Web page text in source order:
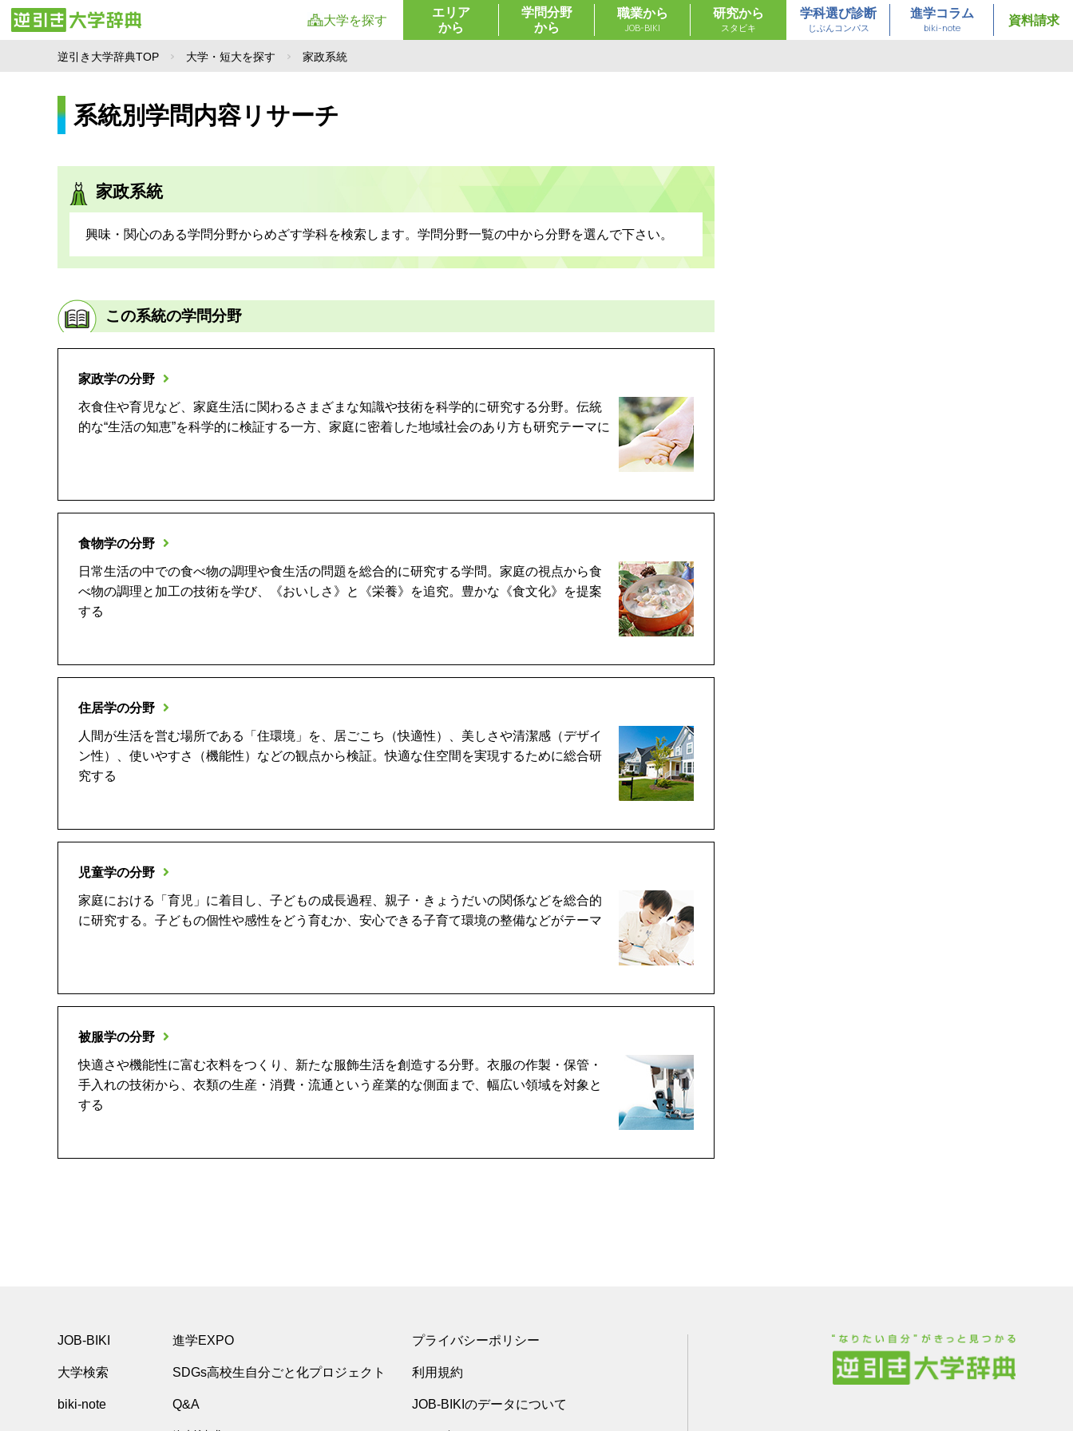
大学を探す
エリア
から
学問分野
から
職業から
JOB-BIKI
研究から
スタビキ
学科選び診断
じぶんコンパス
進学コラム
biki-note
資料請求
逆引き大学辞典TOP 大学・短大を探す 家政系統
系統別学問内容リサーチ
家政系統
興味・関心のある学問分野からめざす学科を検索します。学問分野一覧の中から分野を選んで下さい。
この系統の学問分野
家政学の分野
衣食住や育児など、家庭生活に関わるさまざまな知識や技術を科学的に研究する分野。伝統
的な“生活の知恵”を科学的に検証する一方、家庭に密着した地域社会のあり方も研究テーマに
食物学の分野
日常生活の中での食べ物の調理や食生活の問題を総合的に研究する学問。家庭の視点から食
べ物の調理と加工の技術を学び、《おいしさ》と《栄養》を追究。豊かな《食文化》を提案
する
住居学の分野
人間が生活を営む場所である「住環境」を、居ごこち（快適性）、美しさや清潔感（デザイ
ン性）、使いやすさ（機能性）などの観点から検証。快適な住空間を実現するために総合研
究する
児童学の分野
家庭における「育児」に着目し、子どもの成長過程、親子・きょうだいの関係などを総合的
に研究する。子どもの個性や感性をどう育むか、安心できる子育て環境の整備などがテーマ
被服学の分野
快適さや機能性に富む衣料をつくり、新たな服飾生活を創造する分野。衣服の作製・保管・
手入れの技術から、衣類の生産・消費・流通という産業的な側面まで、幅広い領域を対象と
する
JOB-BIKI
大学検索
biki-note
進学EXPO
SDGs高校生自分ごと化プロジェクト
Q&A
プライバシーポリシー
利用規約
JOB-BIKIのデータについて